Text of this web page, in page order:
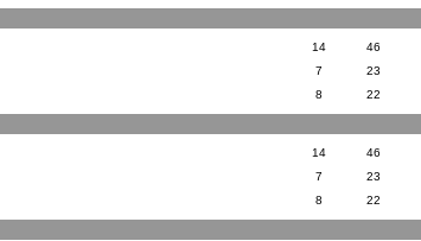
14 46
7 23
8 22
14 46
7 23
8 22